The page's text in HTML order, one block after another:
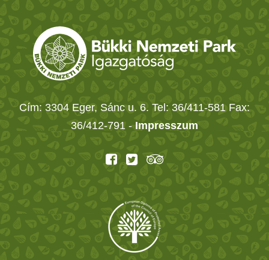
Cím: 3304 Eger, Sánc u. 6. Tel: 36/411-581 Fax:
36/412-791 - Impresszum